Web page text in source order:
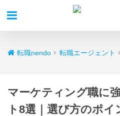
転職nendo 転職エージェント
マーケティング職に
ト8選｜選び方のポ